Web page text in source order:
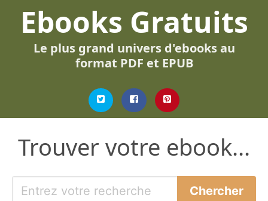
Ebooks Gratuits
Le plus grand univers d'ebooks au
format PDF et EPUB
Trouver votre ebook...